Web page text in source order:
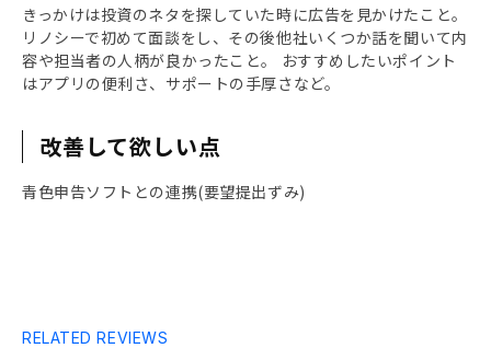
きっかけは投資のネタを探していた時に広告を見かけたこと。
リノシーで初めて面談をし、その後他社いくつか話を聞いて内
容や担当者の人柄が良かったこと。 おすすめしたいポイント
はアプリの便利さ、サポートの手厚さなど。
改善して欲しい点
青色申告ソフトとの連携(要望提出ずみ)
RELATED REVIEWS